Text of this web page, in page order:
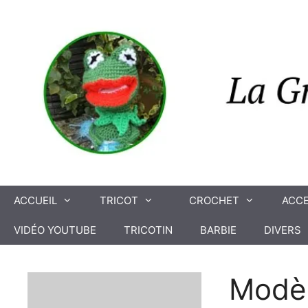
ACCUEIL TRICOT CROCHET
VIDÉO YOUTUBE TRICOTIN BARBIE DIVERS